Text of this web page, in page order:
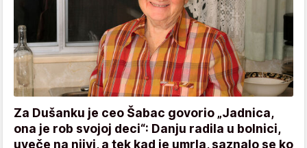
Za Dušanku je ceo Šabac govorio „Jadnica,
ona je rob svojoj deci“: Danju radila u bolnici,
uveče na njivi, a tek kad je umrla, saznalo se ko